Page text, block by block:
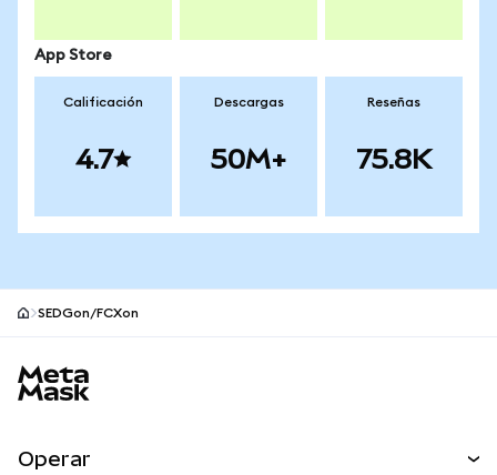
App Store
Calificación
4.7
Descargas
50M+
Reseñas
75.8K
SEDGon/FCXon
Operar